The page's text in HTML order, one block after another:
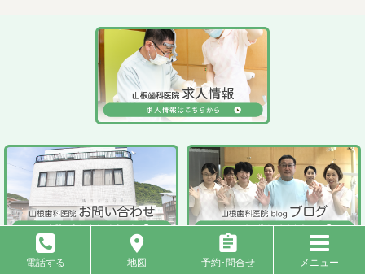
電話する 地図 予約･問合せ メニュー